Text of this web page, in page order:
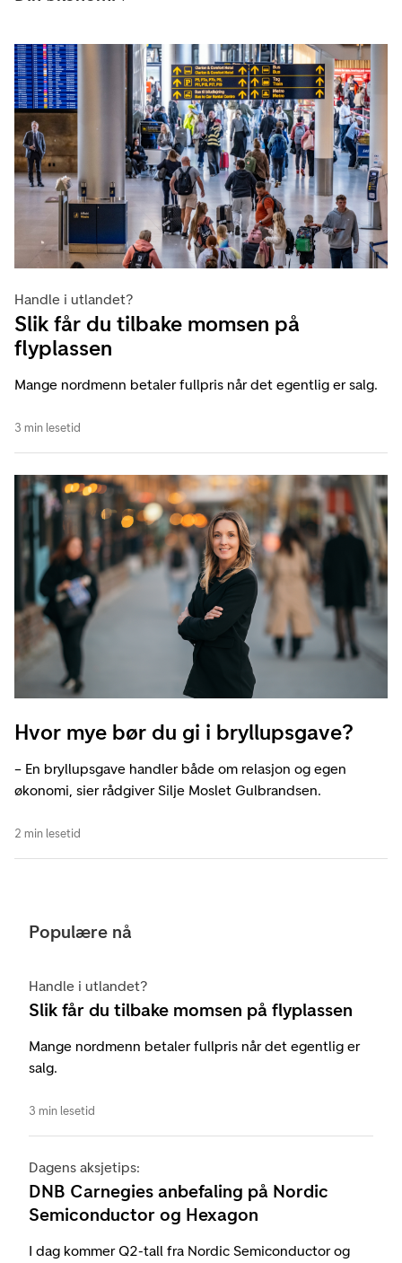
Handle i utlandet?
Slik får du tilbake momsen på
flyplassen
Mange nordmenn betaler fullpris når det egentlig er salg.
3 min lesetid
Hvor mye bør du gi i bryllupsgave?
– En bryllupsgave handler både om relasjon og egen
økonomi, sier rådgiver Silje Moslet Gulbrandsen.
2 min lesetid
Populære nå
Handle i utlandet?
Slik får du tilbake momsen på flyplassen
Mange nordmenn betaler fullpris når det egentlig er
salg.
3 min lesetid
Dagens aksjetips:
DNB Carnegies anbefaling på Nordic
Semiconductor og Hexagon
I dag kommer Q2-tall fra Nordic Semiconductor og